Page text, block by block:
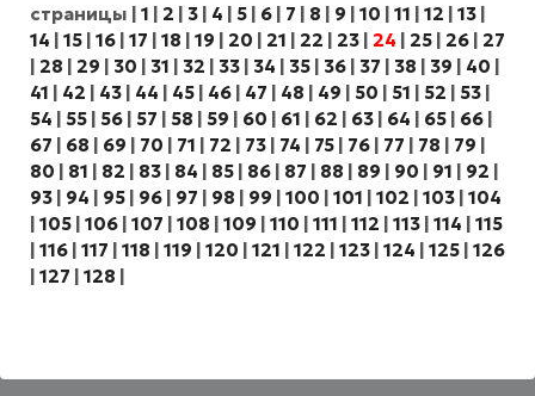
страницы | 1 | 2 | 3 | 4 | 5 | 6 | 7 | 8 | 9 | 10 | 11 | 12 | 13 |
14 | 15 | 16 | 17 | 18 | 19 | 20 | 21 | 22 | 23 | 24 | 25 | 26 | 27
| 28 | 29 | 30 | 31 | 32 | 33 | 34 | 35 | 36 | 37 | 38 | 39 | 40 |
41 | 42 | 43 | 44 | 45 | 46 | 47 | 48 | 49 | 50 | 51 | 52 | 53 |
54 | 55 | 56 | 57 | 58 | 59 | 60 | 61 | 62 | 63 | 64 | 65 | 66 |
67 | 68 | 69 | 70 | 71 | 72 | 73 | 74 | 75 | 76 | 77 | 78 | 79 |
80 | 81 | 82 | 83 | 84 | 85 | 86 | 87 | 88 | 89 | 90 | 91 | 92 |
93 | 94 | 95 | 96 | 97 | 98 | 99 | 100 | 101 | 102 | 103 | 104
| 105 | 106 | 107 | 108 | 109 | 110 | 111 | 112 | 113 | 114 | 115
| 116 | 117 | 118 | 119 | 120 | 121 | 122 | 123 | 124 | 125 | 126
| 127 | 128 |